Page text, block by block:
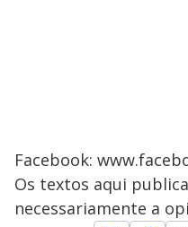
Facebook:
Os textos aqui
necessariamente a